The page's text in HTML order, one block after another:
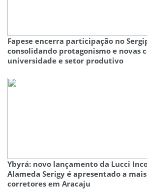
Fapese encerra participação no
consolidando protagonismo e novas
universidade e setor produtivo
Ybyrá: novo lançamento da Lucci
Alameda Serigy é apresentado a
corretores em Aracaju